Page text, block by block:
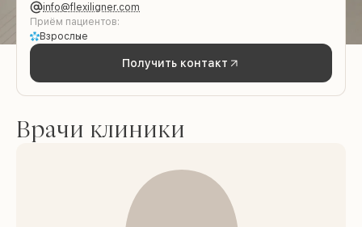
info@flexiligner.com
Приём пациентов:
Взрослые
Получить контакт
Врачи клиники